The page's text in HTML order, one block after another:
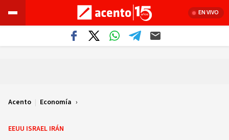
EN VIVO
Acento | Economía
EEUU ISRAEL IRÁN